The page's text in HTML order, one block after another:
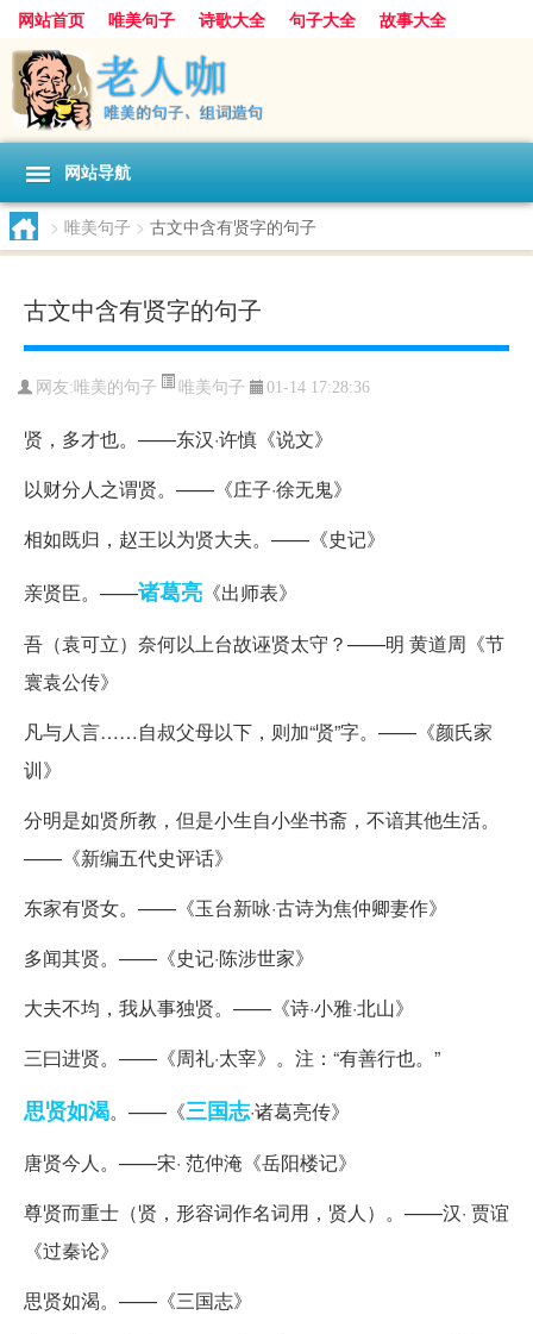
网站首页 唯美句子 诗歌大全 句子大全
故事大全
人生感悟
其他美文 美文欣赏
感人故事
句子分类
网站导航
> 唯美句子 > 古文中含有贤字的句子
古文中含有贤字的句子
网友: 唯美的句子 唯美句子 01-14 17:28:36
贤，多才也。——东汉·许慎《说文》
以财分人之谓贤。——《庄子·徐无鬼》
相如既归，赵王以为贤大夫。——《史记》
亲贤臣。——诸葛亮 《出师表》
吾（袁可立）奈何以上台故诬贤太守？——明 黄道周《节
寰袁公传》
凡与人言……自叔父母以下，则加“贤”字。——《颜氏家
训》
分明是如贤所教，但是小生自小坐书斋，不谙其他生活。
——《新编五代史评话》
东家有贤女。——《玉台新咏·古诗为焦仲卿妻作》
多闻其贤。——《史记·陈涉世家》
大夫不均，我从事独贤。——《诗·小雅·北山》
三曰进贤。——《周礼·太宰》。注：“有善行也。”
思贤如渴。——《三国志·诸葛亮传》
唐贤今人。——宋· 范仲淹《岳阳楼记》
尊贤而重士（贤，形容词作名词用，贤人）。——汉· 贾谊
《过秦论》
思贤如渴。——《三国志》